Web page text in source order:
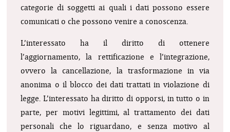
categorie di soggetti ai quali i dati possono essere
comunicati o che possono venire a conoscenza.
L’interessato ha il diritto di ottenere
l’aggiornamento, la rettificazione e l’integrazione,
ovvero la cancellazione, la trasformazione in via
anonima o il blocco dei dati trattati in violazione di
legge. L’interessato ha diritto di opporsi, in tutto o in
parte, per motivi legittimi, al trattamento dei dati
personali che lo riguardano, e senza motivo al